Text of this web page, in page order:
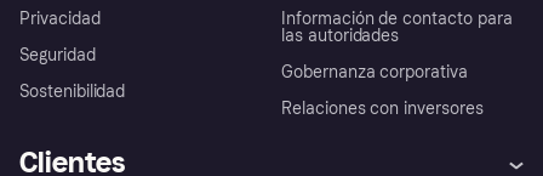
Privacidad
Seguridad
Sostenibilidad
Información de contacto para
las autoridades
Gobernanza corporativa
Relaciones con inversores
Clientes